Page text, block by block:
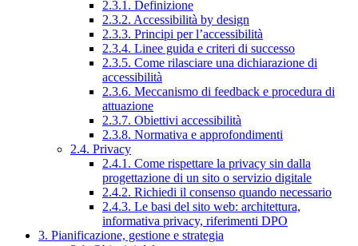
2.3.1. Definizione
2.3.2. Accessibilità by design
2.3.3. Principi per l’accessibilità
2.3.4. Linee guida e criteri di successo
2.3.5. Come rilasciare una dichiarazione di
accessibilità
2.3.6. Meccanismo di feedback e procedura di
attuazione
2.3.7. Obiettivi accessibilità
2.3.8. Normativa e approfondimenti
2.4. Privacy
2.4.1. Come rispettare la privacy sin dalla
progettazione di un sito o servizio digitale
2.4.2. Richiedi il consenso quando necessario
2.4.3. Le basi del sito web: architettura,
informativa privacy, riferimenti DPO
3. Pianificazione, gestione e strategia